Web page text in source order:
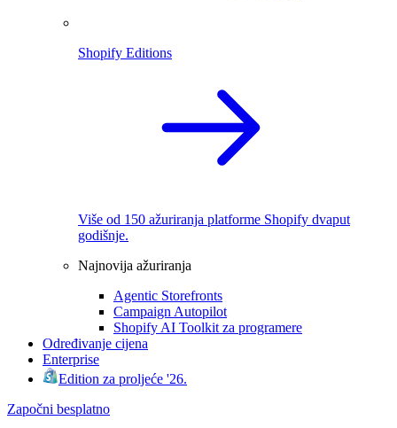
Shopify Editions
Više od 150 ažuriranja platforme Shopify dvaput
godišnje.
Najnovija ažuriranja
Agentic Storefronts
Campaign Autopilot
Shopify AI Toolkit za programere
Određivanje cijena
Enterprise
Edition za proljeće '26.
Započni besplatno